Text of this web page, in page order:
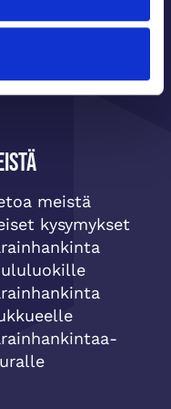
meistä
kysymykset